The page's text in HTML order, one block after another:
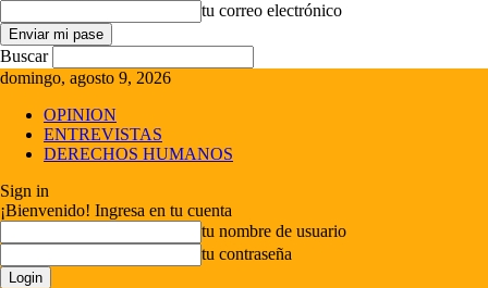
tu correo electrónico
Buscar
domingo, agosto 9, 2026
OPINION
ENTREVISTAS
DERECHOS HUMANOS
Sign in
¡Bienvenido! Ingresa en tu cuenta
tu nombre de usuario
tu contraseña